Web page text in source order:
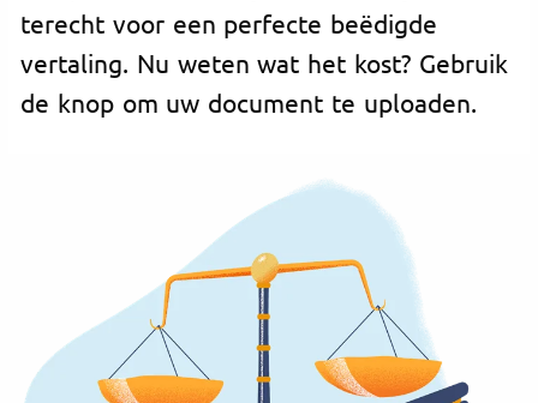
terecht voor een perfecte beëdigde
vertaling. Nu weten wat het kost? Gebruik
de knop om uw document te uploaden.